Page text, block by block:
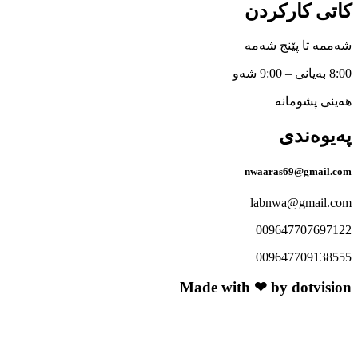
کارکردن
تا پێنج شەمە
پشومانە
Made with ❤ by